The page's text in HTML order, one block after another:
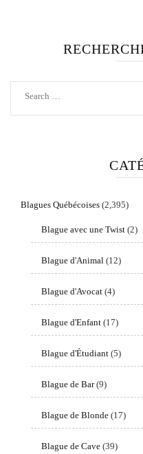
Search
Blagues Québécoises (2,395)
Blague avec une Twist (2)
Blague d'Animal (12)
Blague d'Avocat (4)
Blague d'Enfant (17)
Blague d'Étudiant (5)
Blague de Bar(9)
Blague de Blonde (17)
Blague de Cave (39)